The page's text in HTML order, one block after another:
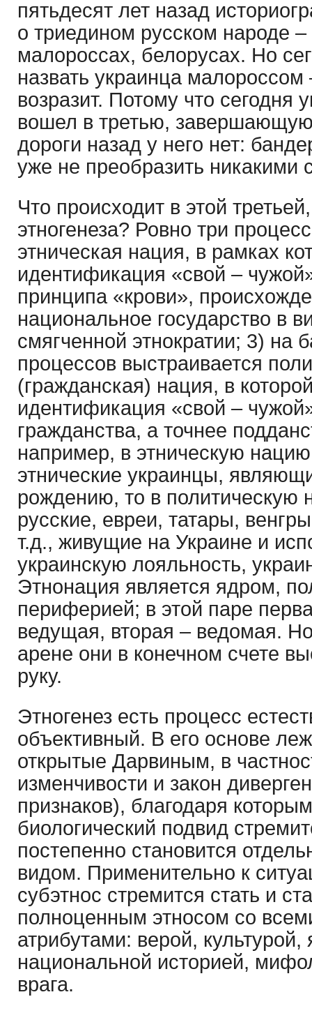
пятьдесят лет назад
о триедином русском народе –
малороссах, белорусах. Но
назвать украинца малороссом
возразит. Потому что сегодня
вошел в третью, завершающую
дороги назад у него нет:
уже не преобразить никакими
Что происходит в этой
этногенеза? Ровно три
этническая нация, в рамках
идентификация «свой –
принципа «крови»,
национальное государство в
смягченной этнократии; 3) на
процессов выстраивается
(гражданская) нация, в
идентификация «свой –
гражданства, а точнее
например, в этническую нацию
этнические украинцы,
рождению, то в политическую
русские, евреи, татары,
т.д., живущие на Украине и
украинскую лояльность,
Этнонация является ядром,
периферией; в этой паре
ведущая, вторая – ведомая.
арене они в конечном счете
руку.
Этногенез есть процесс
объективный. В его основе
открытые Дарвиным, в
изменчивости и закон
признаков), благодаря
биологический подвид
постепенно становится
видом. Применительно к
субэтнос стремится стать и
полноценным этносом со
атрибутами: верой, культурой,
национальной историей,
врага.